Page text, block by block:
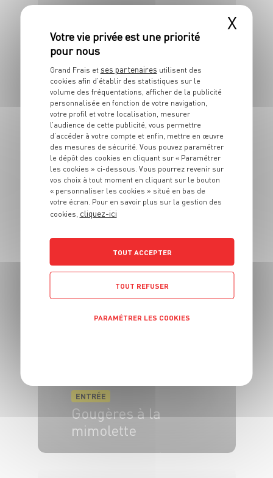
ENTRÉE
Chips de banane
4 pers. 10 min 5 min
Velouté de
topinambours
30 min.
ENTRÉE
Gougères à la
mimolette
X
Grand Frais et ses partenaires utilisent des
cookies afin d’établir des statistiques sur le
volume des fréquentations, afficher de la publicité
personnalisée en fonction de votre navigation,
votre profil et votre localisation, mesurer
l’audience de cette publicité, vous permettre
d’accéder à votre compte et enfin, mettre en œuvre
des mesures de sécurité. Vous pouvez paramétrer
le dépôt des cookies en cliquant sur « Paramétrer
les cookies » ci-dessous. Vous pourrez revenir sur
vos choix à tout moment en cliquant sur le bouton
« personnaliser les cookies » situé en bas de
votre écran. Pour en savoir plus sur la gestion des
cookies, cliquez-ici
TOUT ACCEPTER
TOUT REFUSER
PARAMÉTRER LES COOKIES